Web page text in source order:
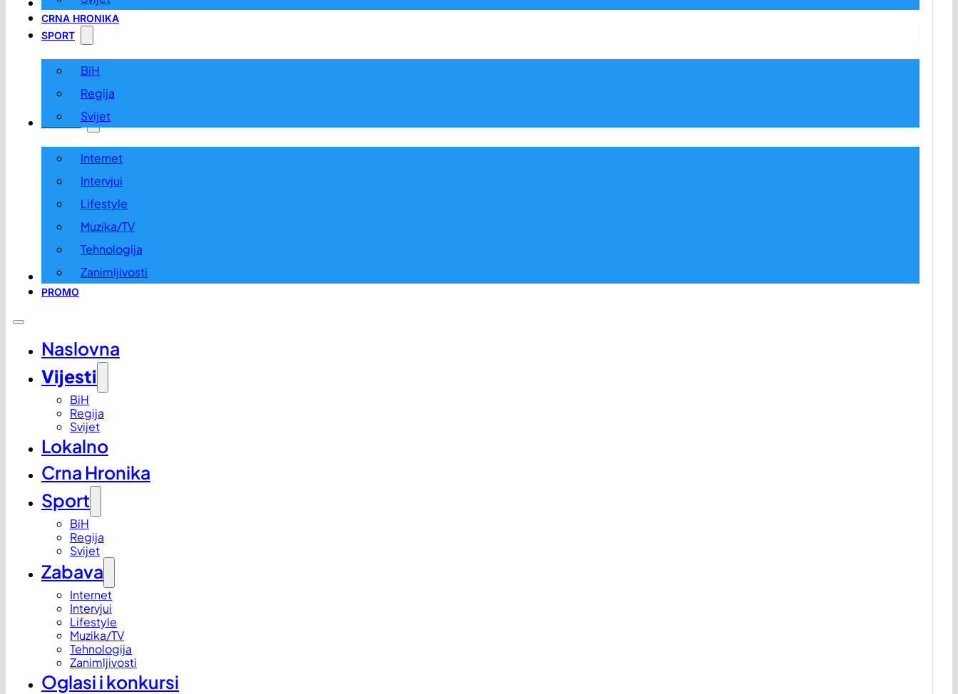
LOKALNO
CRNA HRONIKA
SPORT
BiH
Regija
Svijet
ZABAVA
Internet
Intervjui
Lifestyle
Muzika/TV
Tehnologija
Zanimljivosti
OGLASI I KONKURSI
PROMO
Naslovna
Vijesti
BiH
Regija
Svijet
Lokalno
Crna Hronika
Sport
BiH
Regija
Svijet
Zabava
Internet
Intervjui
Lifestyle
Muzika/TV
Tehnologija
Zanimljivosti
Oglasi i konkursi